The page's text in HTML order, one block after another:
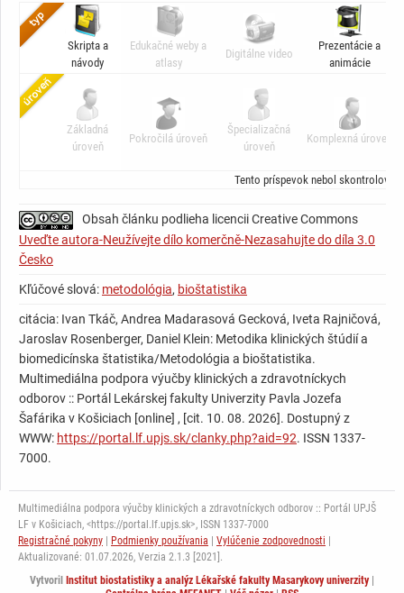
Skripta a
návody
Edukačné weby a
atlasy
Digitálne video
Prezentácie a
animácie
Základná
úroveň
Pokročilá úroveň
Špecializačná
úroveň
Komplexná úroveň
Tento príspevok nebol
Obsah článku podlieha licencii Creative Commons
Uveďte autora-Neužívejte dílo komerčně-Nezasahujte do díla 3.0
Česko
Kľúčové slová: metodológia, bioštatistika
citácia: Ivan Tkáč, Andrea Madarasová Gecková, Iveta Rajničová,
Jaroslav Rosenberger, Daniel Klein: Metodika klinických štúdií a
biomedicínska štatistika/Metodológia a bioštatistika.
Multimediálna podpora výučby klinických a zdravotníckych
odborov :: Portál Lekárskej fakulty Univerzity Pavla Jozefa
Šafárika v Košiciach [online] , [cit. 10. 08. 2026]. Dostupný z
WWW: https://portal.lf.upjs.sk/clanky.php?aid=92. ISSN 1337-
7000.
Multimediálna podpora výučby klinických a zdravotníckych odborov :: Portál UPJŠ
LF v Košiciach, <https://portal.lf.upjs.sk>, ISSN 1337-7000
Registračné pokyny | Podmienky používania | Vylúčenie zodpovednosti |
Aktualizované: 01.07.2026, Verzia 2.1.3 [2021].
Vytvoril Institut biostatistiky a analýz Lékařské fakulty Masarykovy univerzity|